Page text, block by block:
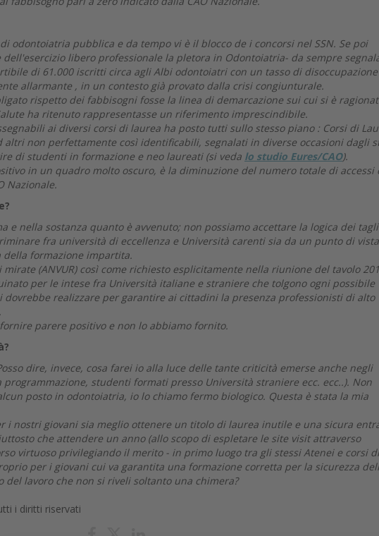
odontoiatria pubblica e da tempo vi è il blocco de i concorsi nel SSN. Se poi
libero professionale la pletora in Odontoiatria- da sempre
di 61.000 iscritti circa agli Albi odontoiatri con un tasso di
allarmante , in un contesto già provato dalla crisi congiunturale.
rispetto dei fabbisogni fosse la linea di demarcazione sui cui si è
ha ritenuto rappresentasse un riferimento imprescindibile.
ai diversi corsi di laurea ha posto tutti sullo stesso piano : Corsi di
non perfettamente così identificabili, segnalati in diverse occasioni dagli
di studenti in formazione e neo laureati (si veda lo studio Eures/CAO).
in un quadro molto oscuro, è la diminuzione del numero totale di accessi
Nazionale.
e nella sostanza quanto è avvenuto; non possiamo accettare la logica dei tagli
fra università di eccellenza e Università carenti sia da un punto di vista
formazione impartita.
(ANVUR) così come richiesto esplicitamente nella riunione del tavolo
per le intese fra Università italiane e straniere che tolgono ogni possibile
dovrebbe realizzare per garantire ai cittadini la presenza professionisti di alto
parere positivo e non lo abbiamo fornito.
dire, invece, cosa farei io alla luce delle tante criticità emerse anche negli
studenti formati presso Università straniere ecc. ecc..). Non
posto in odontoiatria, io lo chiamo fermo biologico. Questa è stata la mia
i nostri giovani sia meglio ottenere un titolo di laurea inutile e una sicura
che attendere un anno (allo scopo di espletare le site visit attraverso
virtuoso privilegiando il merito - in primo luogo tra gli stessi Atenei e corsi di
per i giovani cui va garantita una formazione corretta per la sicurezza
lavoro che non si riveli soltanto una chimera?
i diritti riservati